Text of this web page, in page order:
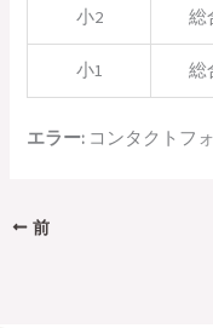
小2 総
小1 総
エラー: コンタクトフ
前